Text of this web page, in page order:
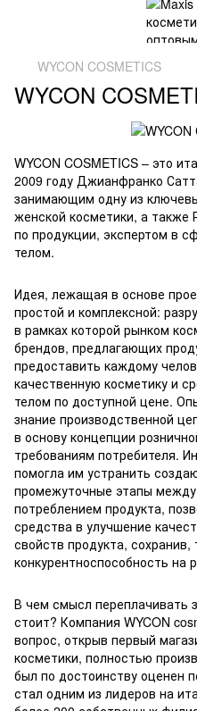
WYCON COSMETICS
WYCON
WYCON COSMETICS – это
2009 году Джианфранко
занимающим одну из
женской косметики, а
по продукции, экспертом в
телом.
Идея, лежащая в основе
простой и комплексной:
в рамках которой рынком
брендов, предлагающих
предоставить каждому
качественную косметику и
телом по доступной цене.
знание производственной
в основу концепции
требованиям потребителя.
помогла им устранить
промежуточные этапы
потреблением продукта,
средства в улучшение
свойств продукта,
конкурентноспособность на
В чем смысл переплачивать
стоит? Компания WYCON
вопрос, открыв первый
косметики, полностью
был по достоинству оценен
стал одним из лидеров на